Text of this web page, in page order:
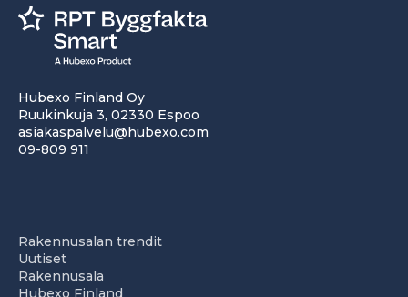
Hubexo Finland Oy
Ruukinkuja 3, 02330 Espoo
asiakaspalvelu@hubexo.com
09-809 911
Rakennusalan trendit
Uutiset
Rakennusala
Hubexo Finland